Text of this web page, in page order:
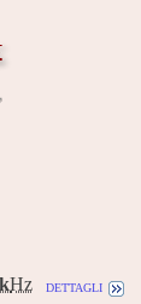
Hz dettagli